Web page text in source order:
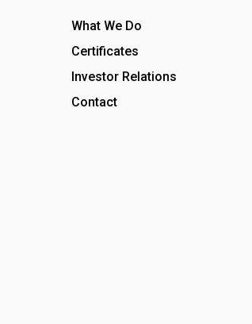
What We Do
Certificates
Investor Relations
Contact